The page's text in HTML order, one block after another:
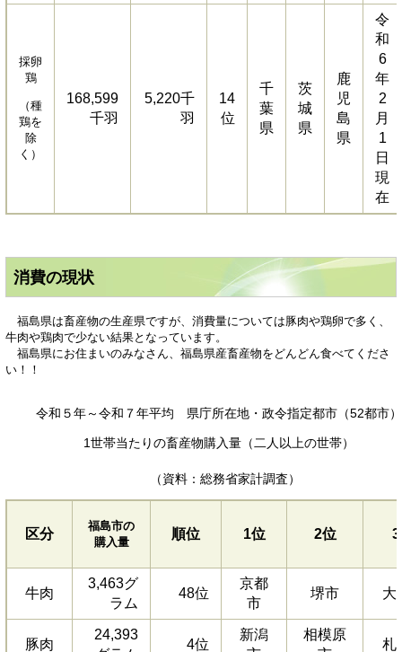
採卵
鶏
（種
鶏を
除
く）
168,599
千羽
5,220千
羽
14
位
千
葉
県
茨
城
県
鹿
児
島
県
令
和
6
年
2
月
1
日
現
在
消費の現状
福島県は畜産物の生産県ですが、消費量については豚肉や鶏卵で多く、
牛肉や鶏肉で少ない結果となっています。
福島県にお住まいのみなさん、福島県産畜産物をどんどん食べてくださ
い！！
令和５年～令和７年平均 県庁所在地・政令指定都市（52都市
1世帯当たりの畜産物購入量（二人以上の世帯）
（資料：総務省家計調査）
区分
福島市の
購入量
順位 1位 2位
牛肉
3,463グ
ラム
48位
京都
市
堺市 大
豚肉
24,393
4位
新潟
相模原
札